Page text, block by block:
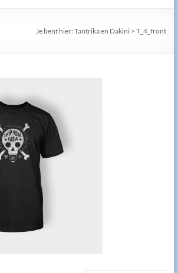
Je bent hier:Tantrika en Dakini >T_4_front